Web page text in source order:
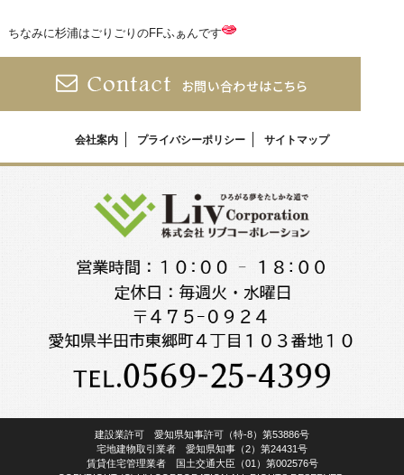
ちなみに杉浦はごりごりのFFふぁんです
会社案内 プライバシーポリシー サイトマップ
建設業許可 愛知県知事許可（特-8）第53886号
宅地建物取引業者 愛知県知事（2）第24431号
賃貸住宅管理業者 国土交通大臣（01）第002576号